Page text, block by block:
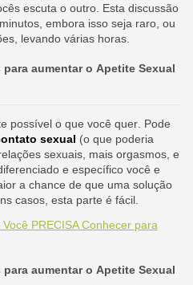
escuta o outro. Esta discussão
embora isso seja raro, ou
levando várias horas.
aumentar o Apetite Sexual
possível o que você quer. Pode
sexual (o que poderia
sexuais, mais orgasmos, e
e específico você e
a chance de que uma solução
casos, esta parte é fácil.
PRECISA Conhecer para
aumentar o Apetite Sexual